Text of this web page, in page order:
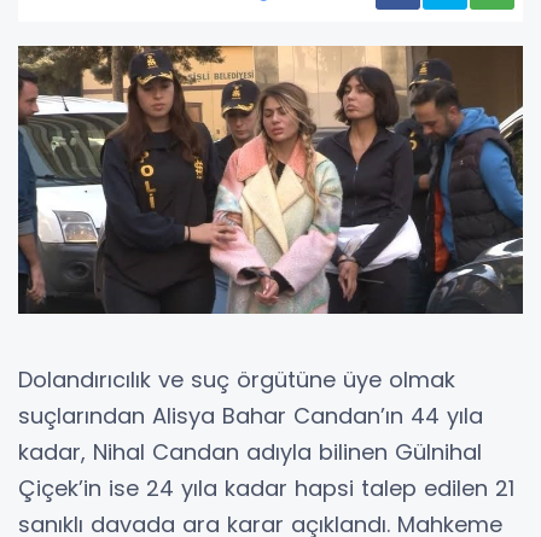
Dolandırıcılık ve suç örgütüne üye olmak
suçlarından Alisya Bahar Candan’ın 44 yıla
kadar, Nihal Candan adıyla bilinen Gülnihal
Çiçek’in ise 24 yıla kadar hapsi talep edilen 21
sanıklı davada ara karar açıklandı. Mahkeme